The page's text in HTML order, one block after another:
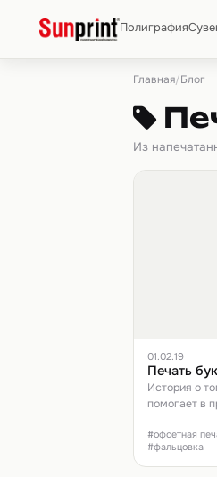
Полиграфия
Главная/Блог
Из
01.02.19
Печать
История о
помогает в
#офсетная
#фальцовка